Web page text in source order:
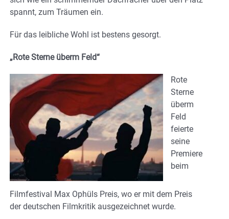
spannt, zum Träumen ein.
Für das leibliche Wohl ist bestens gesorgt.
„Rote Sterne überm Feld“
Rote
Sterne
überm
Feld
feierte
seine
Premiere
beim
Filmfestival Max Ophüls Preis, wo er mit dem Preis
der deutschen Filmkritik ausgezeichnet wurde.